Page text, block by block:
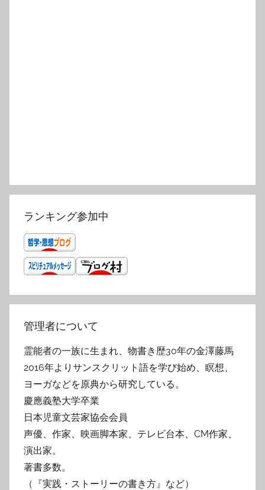
ランキング参加中
管理者について
霊能者の一族に生まれ、物書き歴30年の金澤藤馬
2016年よりサンスクリット語を学び始め、瞑想、
ヨーガなどを原典から研究している。
慶應義塾大学卒業
日本児童文芸家協会会員
声優、作家、映画脚本家、テレビ台本、CM作家、
演出家。
著書多数。
（『実践・ストーリーの書き方』など）